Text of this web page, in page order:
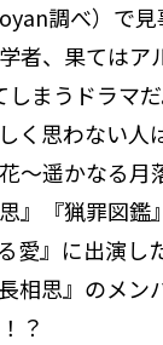
調べ）で
者、果てはア
まうドラマ
思わない人
～遥かなる月
』『猟罪図鑑
愛』に出演し
思』のメン
？